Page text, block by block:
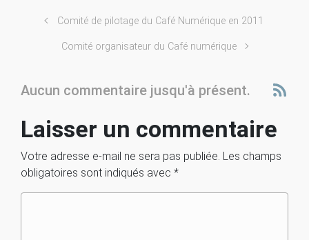
Comité de pilotage du Café Numérique en 2011
Comité organisateur du Café numérique
Aucun commentaire jusqu'à présent.
Laisser un commentaire
Votre adresse e-mail ne sera pas publiée. Les champs
obligatoires sont indiqués avec *